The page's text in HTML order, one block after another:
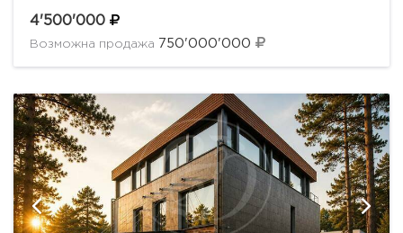
аренду! Большая площадь остекления дома,
благодаря чему дом...
4'500'000
Возможна продажа 750'000'000